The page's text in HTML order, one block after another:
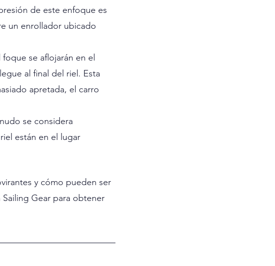
de este enfoque es
un enrollador ubicado
se aflojarán en el
al final del riel. Esta
apretada, el carro
se considera
están en el lugar
y cómo pueden ser
Gear para obtener